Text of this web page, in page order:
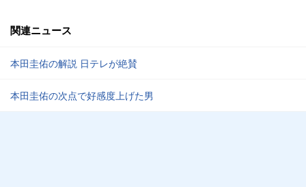
関連ニュース
本田圭佑の解説 日テレが絶賛
本田圭佑の次点で好感度上げた男